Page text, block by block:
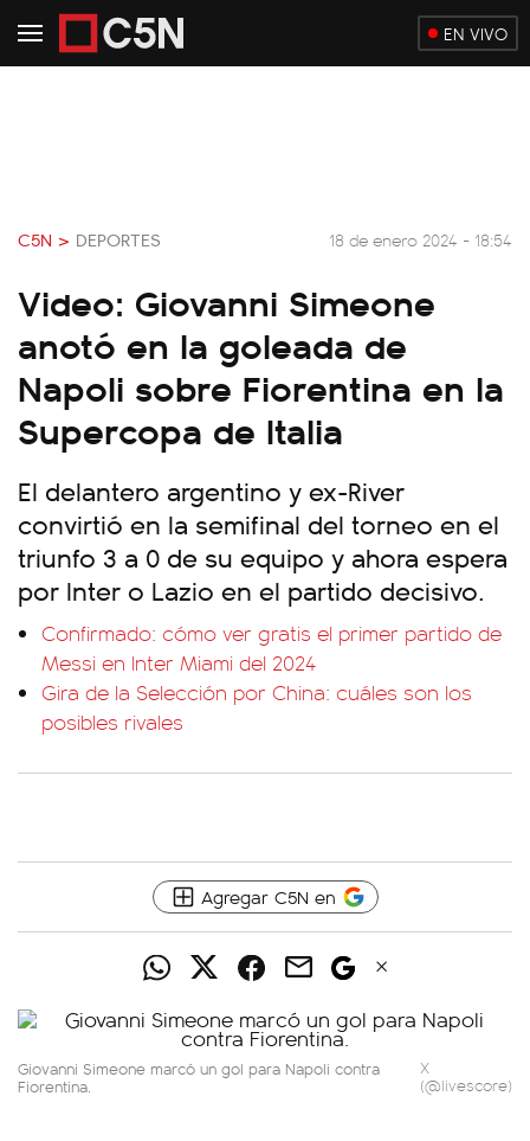
EN VIVO
C5N > DEPORTES 18 de enero 2024 - 18:54
Video: Giovanni Simeone
anotó en la goleada de
Napoli sobre Fiorentina en la
Supercopa de Italia
El delantero argentino y ex-River
convirtió en la semifinal del torneo en el
triunfo 3 a 0 de su equipo y ahora espera
por Inter o Lazio en el partido decisivo.
Confirmado: cómo ver gratis el primer partido de
Messi en Inter Miami del 2024
Gira de la Selección por China: cuáles son los
posibles rivales
Agregar C5N en
Giovanni Simeone marcó un gol para Napoli contra
Fiorentina.
X
(@livescore)